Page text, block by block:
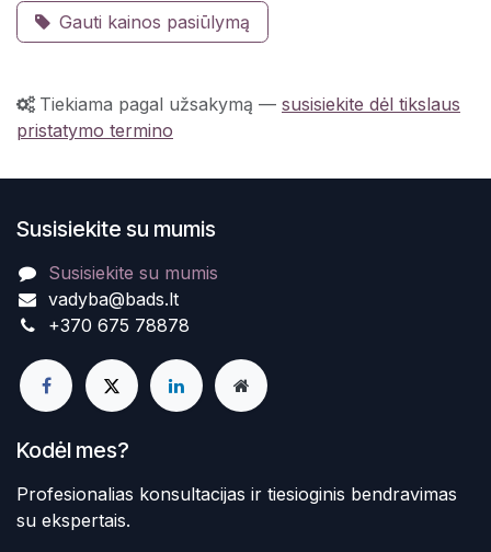
Gauti kainos pasiūlymą
Tiekiama pagal užsakymą — susisiekite dėl tikslaus
pristatymo termino
Susisiekite su mumis
Susisiekite su mumis
vadyba@bads.lt
+370 675 78878
Kodėl mes?
Profesionalias konsultacijas ir tiesioginis bendravimas
su ekspertais.